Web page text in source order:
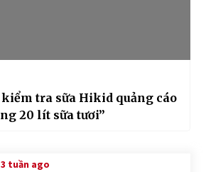
kiểm tra sữa Hikid quảng cáo
20 lít sữa tươi”
3 tuần ago